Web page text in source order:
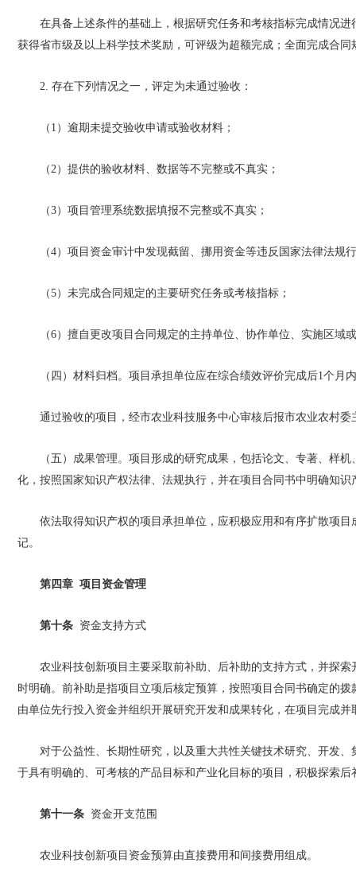
在具备上述条件的基础上，根据研究任务和考核指标完成情况
获得省市级及以上科学技术奖励，可评级为超额完成；全面完成合
2. 存在下列情况之一，评定为未通过验收：
（1）逾期未提交验收申请或验收材料；
（2）提供的验收材料、数据等不完整或不真实；
（3）项目管理系统数据填报不完整或不真实；
（4）项目资金审计中发现截留、挪用资金等违反国家法律法规
（5）未完成合同规定的主要研究任务或考核指标；
（6）擅自更改项目合同规定的主持单位、协作单位、实施区域
（四）材料归档。项目承担单位应在综合绩效评价完成后1个
通过验收的项目，经市农业科技服务中心审核后报市农业农村
（五）成果管理。项目形成的研究成果，包括论文、专著、样
化，按照国家知识产权法律、法规执行，并在项目合同书中明确知识
依法取得知识产权的项目承担单位，应积极应用和有序扩散项
记。
第四章 项目资金管理
第十条 资金支持方式
农业科技创新项目主要采取前补助、后补助的支持方式，并探
时明确。前补助是指项目立项后核定预算，按照项目合同书确定的
由单位先行投入资金并组织开展研究开发和成果转化，在项目完
对于公益性、长期性研究，以及重大共性关键技术研究、开发
于具有明确的、可考核的产品目标和产业化目标的项目，积极探索
第十一条 资金开支范围
农业科技创新项目资金预算由直接费用和间接费用组成。